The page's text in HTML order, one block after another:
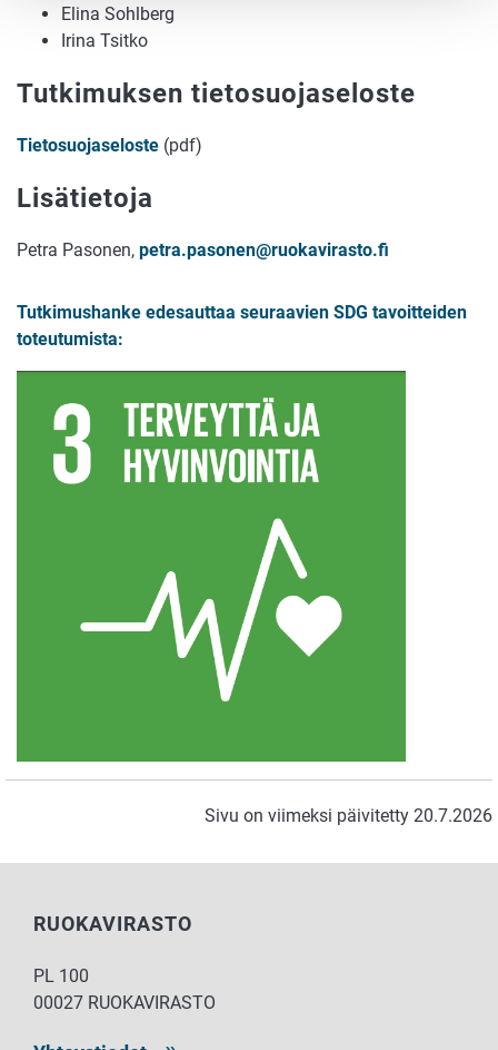
Elina Sohlberg
Irina Tsitko
Tutkimuksen tietosuojaseloste
Tietosuojaseloste (pdf)
Lisätietoja
Petra Pasonen, petra.pasonen@ruokavirasto.fi
Tutkimushanke edesauttaa seuraavien SDG tavoitteiden
toteutumista:
Sivu on viimeksi päivitetty 20.7.2026
RUOKAVIRASTO
PL 100
00027 RUOKAVIRASTO